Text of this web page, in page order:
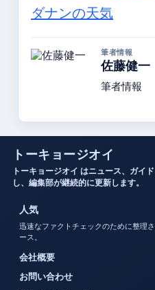
ダナンの天気
筆者情報
佐藤健一
筆者情報
トーキョージオイ
トーキョージオイ はニュース、ガイ
し、編集部が継続的に更新します。
人気
迅速なファクトチェックのために整理
ース。
会社概要
お問い合わせ